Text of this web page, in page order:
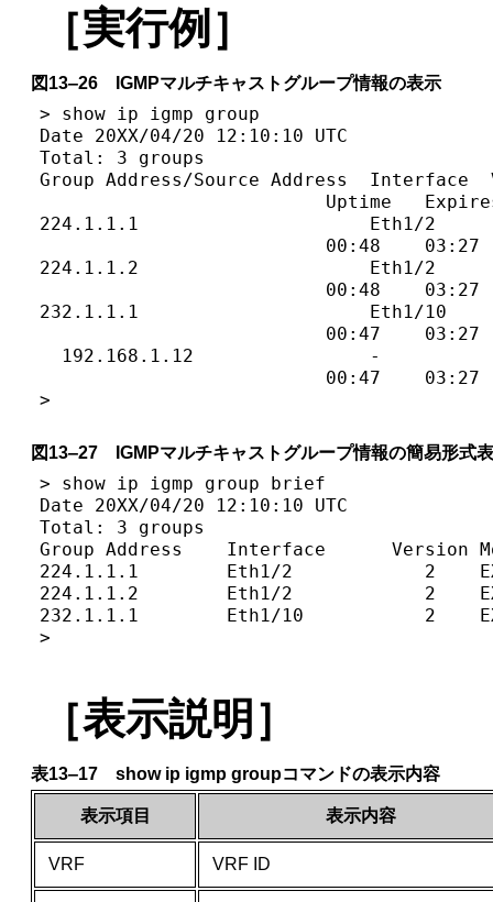
［実行例］
図13‒26 IGMPマルチキャストグループ情報の表示
> show ip igmp group
Date 20XX/04/20 12:10:10 UTC
Total: 3 groups
Group Address/Source Address
Uptime
224.1.1.1                     Eth1/2        2
00:48    03:27
224.1.1.2                     Eth1/2        2
00:48    03:27
232.1.1.1                     Eth1/10       2
00:47    03:27
192.168.1.12                -
00:47    03:27
>
図13‒27 IGMPマルチキャストグループ情報の簡易形式
> show ip igmp group brief
Date 20XX/04/20 12:10:10 UTC
Total: 3 groups
Group Address    Interface      Version
224.1.1.1        Eth1/2            2
224.1.1.2        Eth1/2            2
232.1.1.1        Eth1/10           2
>
［表示説明］
表13‒17 show ip igmp groupコマンドの表示内容
表示項目 表示内容
VRF VRF ID